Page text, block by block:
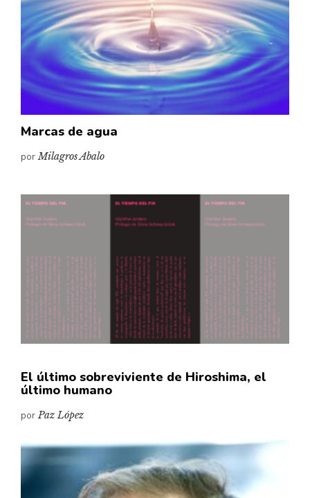
Marcas de agua
porMilagros Abalo
El último sobreviviente de Hiroshima, el
último humano
porPaz López